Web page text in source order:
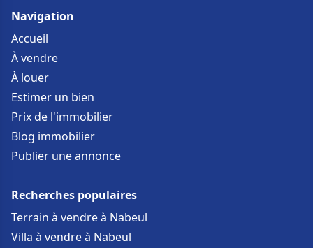
Navigation
Accueil
À vendre
À louer
Estimer un bien
Prix de l'immobilier
Blog immobilier
Publier une annonce
Recherches populaires
Terrain à vendre à Nabeul
Villa à vendre à Nabeul